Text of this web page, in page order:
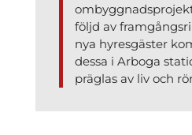
följd av
nya hyresgäster
dessa i Arboga
präglas av liv och